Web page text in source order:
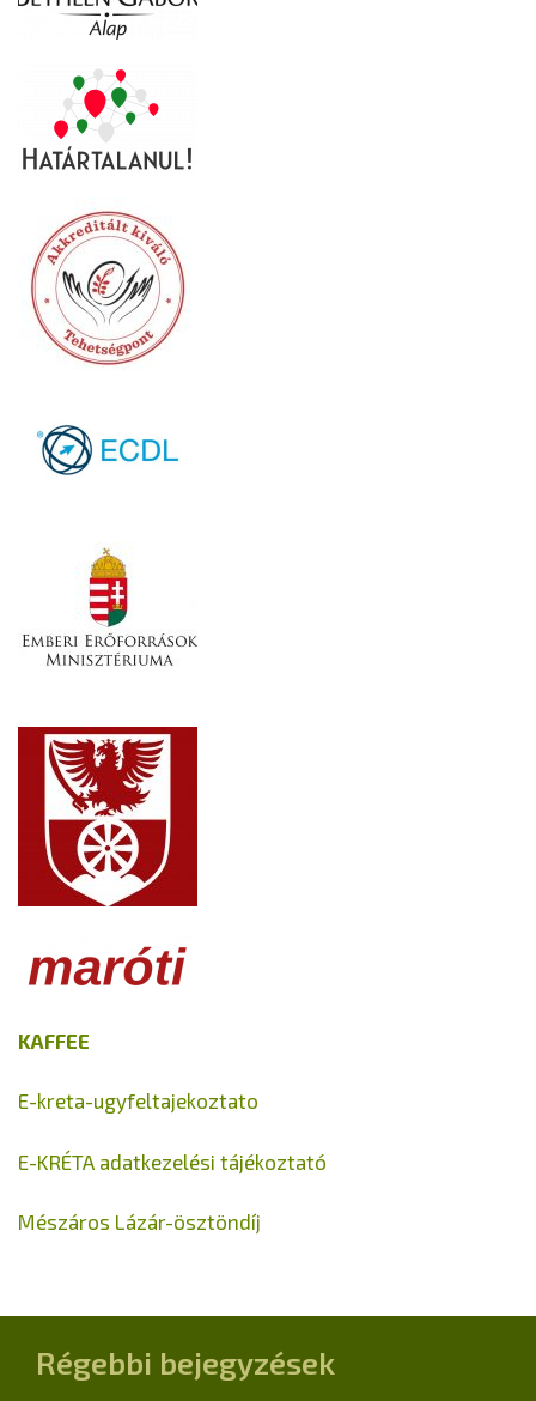
KAFFEE
E-kreta-ugyfeltajekoztato
E-KRÉTA adatkezelési tájékoztató
Mészáros Lázár-ösztöndíj
Régebbi bejegyzések